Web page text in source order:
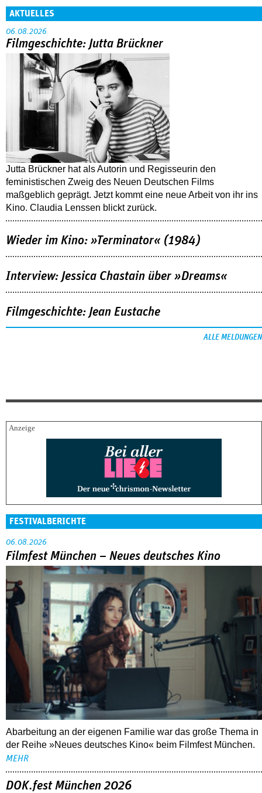
AKTUELLES
06.08.2026
Filmgeschichte: Jutta Brückner
Jutta Brückner hat als Autorin und Regisseurin den
feministischen Zweig des Neuen Deutschen Films
maßgeblich geprägt. Jetzt kommt eine neue Arbeit von ihr ins
Kino. Claudia Lenssen blickt zurück.
Wieder im Kino: »Terminator« (1984)
Interview: Jessica Chastain über »Dreams«
Filmgeschichte: Jean Eustache
ALLE MELDUNGEN
FESTIVALBERICHTE
06.08.2026
Filmfest München – Neues deutsches Kino
Abarbeitung an der eigenen Familie war das große Thema in
der Reihe »Neues deutsches Kino« beim Filmfest München.
MEHR
DOK.fest München 2026